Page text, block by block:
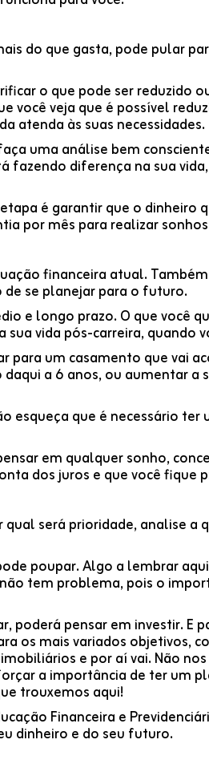
do que gasta, pode pular
o que pode ser reduzido
você veja que é possível
atenda às suas necessidades.
uma análise bem
diferença na sua
é garantir que o dinheiro
por mês para realizar
financeira atual.
se planejar para o futuro.
e longo prazo. O que você
sua vida pós-carreira, quando
um casamento que vai
a 6 anos, ou aumentar a
que é necessário ter
em qualquer sonho,
dos juros e que você fique
será prioridade, analise a
poupar. Algo a lembrar
tem problema, pois o
poderá pensar em investir. E
os mais variados objetivos,
e por aí vai. Não
a importância de ter um
trouxemos aqui!
Financeira e
dinheiro e do seu futuro.